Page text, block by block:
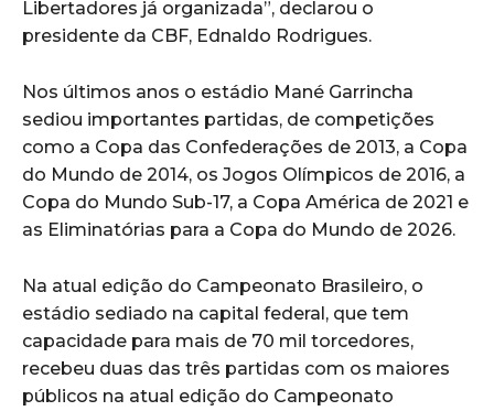
Libertadores já organizada”, declarou o
presidente da CBF, Ednaldo Rodrigues.
Nos últimos anos o estádio Mané Garrincha
sediou importantes partidas, de competições
como a Copa das Confederações de 2013, a Copa
do Mundo de 2014, os Jogos Olímpicos de 2016, a
Copa do Mundo Sub-17, a Copa América de 2021 e
as Eliminatórias para a Copa do Mundo de 2026.
Na atual edição do Campeonato Brasileiro, o
estádio sediado na capital federal, que tem
capacidade para mais de 70 mil torcedores,
recebeu duas das três partidas com os maiores
públicos na atual edição do Campeonato